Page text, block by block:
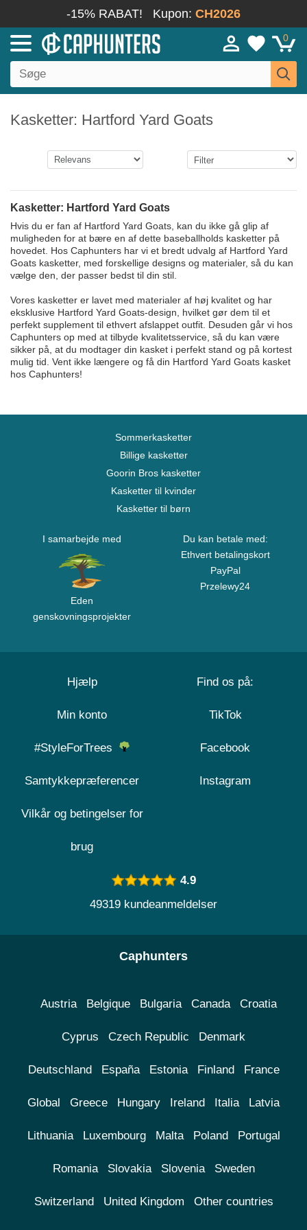
-15% RABAT! Kupon: CH2026
0
Kasketter: Hartford Yard Goats
Kasketter: Hartford Yard Goats
Hvis du er fan af Hartford Yard Goats, kan du ikke gå glip af
muligheden for at bære en af dette baseballholds kasketter på
hovedet. Hos Caphunters har vi et bredt udvalg af Hartford Yard
Goats kasketter, med forskellige designs og materialer, så du kan
vælge den, der passer bedst til din stil.
Vores kasketter er lavet med materialer af høj kvalitet og har
eksklusive Hartford Yard Goats-design, hvilket gør dem til et
perfekt supplement til ethvert afslappet outfit. Desuden går vi hos
Caphunters op med at tilbyde kvalitetsservice, så du kan være
sikker på, at du modtager din kasket i perfekt stand og på kortest
mulig tid. Vent ikke længere og få din Hartford Yard Goats kasket
hos Caphunters!
Sommerkasketter
Billige kasketter
Goorin Bros kasketter
Kasketter til kvinder
Kasketter til børn
I samarbejde med
Eden
genskovningsprojekter
Du kan betale med:
Ethvert betalingskort
PayPal
Przelewy24
Hjælp
Min konto
#StyleForTrees
Samtykkepræferencer
Vilkår og betingelser for
brug
Find os på:
TikTok
Facebook
Instagram
4.9
49319 kundeanmeldelser
Caphunters
Austria Belgique Bulgaria Canada Croatia
Cyprus Czech Republic Denmark
Deutschland España Estonia Finland France
Global Greece Hungary Ireland Italia Latvia
Lithuania Luxembourg Malta Poland Portugal
Romania Slovakia Slovenia Sweden
Switzerland United Kingdom Other countries